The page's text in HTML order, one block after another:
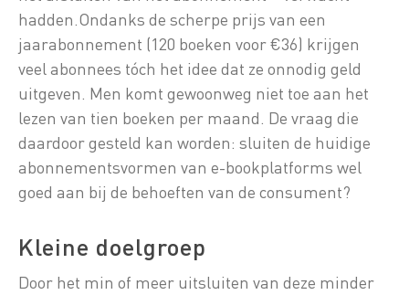
hadden.Ondanks de scherpe prijs van een
jaarabonnement (120 boeken voor €36) krijgen
veel abonnees tóch het idee dat ze onnodig geld
uitgeven. Men komt gewoonweg niet toe aan het
lezen van tien boeken per maand. De vraag die
daardoor gesteld kan worden: sluiten de huidige
abonnementsvormen van e-bookplatforms wel
goed aan bij de behoeften van de consument?
Kleine doelgroep
Door het min of meer uitsluiten van deze minder